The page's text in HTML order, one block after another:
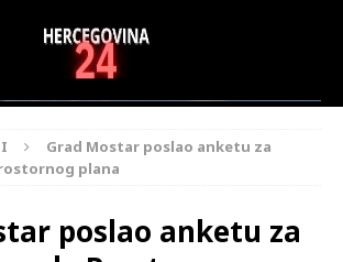
Grad Mostar poslao anketu za
plana